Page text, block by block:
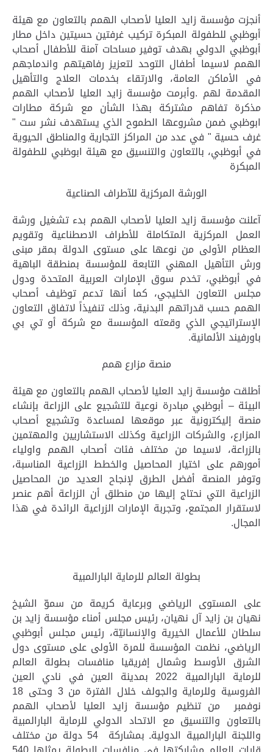
أنجزت مؤسسة زايد العليا لأصحاب الهمم بالتعاون مع هيئة
أبوظبي للطفولة المبكرة تركيب غرفتين حسيتين داخل مطار
أبوظبي الدولي بهدف توفير مساحات آمنة للأطفال أصحاب
الهمم لاسيما أطفال التوحد لتعزيز رفاهيتهم واندماجهم
في الأماكن العامة، والارتقاء بخدمات العلاج والتأهيل
المقدمة لهم .وأبرمت مؤسسة زايد العليا لأصحاب الهمم
مذكرة تفاهم مشتركة بهذا الشأن مع شركة مطارات
ابوظبي ضمن مشروعها الطموح الذي يستهدف نشر ست "
غرف حسية " في عدد من المراكز التجارية والمناطق الحيوية
في أبوظبي، بالتعاون والتنسيق مع هيئة ابوظبي للطفولة
المبكرة
الورشة المركزية للآطراف الصناعية
آعلنت مؤسسة زايد العليا لأصحاب الهمم بدء تشغيل ورشة
العمل المركزية المتكاملة للأطراف الاصطناعية وتقويم
العظام الأولى من نوعها على مستوى الدولة بمقر مبنى
ورش التأهيل المهني التابعة للمؤسسة بمنطقة الباهية
في أبوظبي، تخدم سوق الإمارات العربية المتحدة ودول
مجلس التعاون الخليجي، كما أنها تدعم توظيف أصحاب
الهمم حسب قدراتهم البدنية، وذلك تنفيذاً لاتفاق التعاون
الإستراتيجي الذي وقعته المؤسسة مع شركة أو تي بي
باورفيند الألمانية.
منصة مزارع همم
أطلقت مؤسسة زايد العليا لأصحاب الهمم بالتعاون مع هيئة
البيئة – أبوظبي مبادرة نوعية للتشجيع على الزراعة بإنشاء
منصة إليكترونية عبر موقعها لمساعدة وتشجيع أصحاب
المزارع، والشركات الزراعية وكذلك الاستشاريين والمهتمين
بالزراعة، لاسيما من مختلف فئات أصحاب الهمم واولياء
أمورهم على اختيار المحاصيل والخطط الزراعية المناسبة،
وتوفر المنصة أفضل الطرق لإنجاح العديد من المحاصيل
الزراعية التي نحتاج إليها من منطلق أن الزراعة أهم عنصر
لاستقرار المجتمع، وتجربة الإمارات الزراعية الرائدة في هذا
المجال.
بطولة العالم للرماية البارالمبية
على المستوى الرياضي وبرعاية كريمة من سموّ الشيخ
نهيان بن زايد آل نهيان، رئيس مجلس أمناء مؤسسة زايد بن
سلطان للأعمال الخيرية والإنسانيّة، رئيس مجلس أبوظبي
الرياضي، نظمت المؤسسة للمرة الأولى على مستوى دول
الشرق الأوسط وشمال إفريقيا منافسات بطولة العالم
للرماية البارالمبية 2022 بمدينة العين في نادي العين
الفروسية وللرماية والجولف خلال الفترة من 3 وحتى 18
نوفمبر من تنظيم مؤسسة زايد العليا لأصحاب الهمم
بالتعاون والتنسيق مع الاتحاد الدولي للرماية البارالمبية
واللجنة البارالمبية الدوليةـ بمشاركة 54 دولة من مختلف